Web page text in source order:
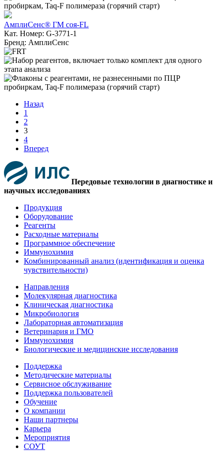
АмплиСенс® ГМ соя-FL
Кат. Номер: G-3771-1
Бренд: АмплиСенс
Назад
1
2
3
4
Вперед
Передовые технологии в диагностике и
научных исследованиях
Продукция
Оборудование
Реагенты
Расходные материалы
Программное обеспечение
Иммунохимия
Комбинированный анализ (идентификация и оценка
чувствительности)
Направления
Молекулярная диагностика
Клиническая диагностика
Микробиология
Лабораторная автоматизация
Ветеринария и ГМО
Иммунохимия
Биологические и медицинские исследования
Поддержка
Методические материалы
Сервисное обслуживание
Поддержка пользователей
Обучение
О компании
Наши партнеры
Карьера
Мероприятия
СОУТ